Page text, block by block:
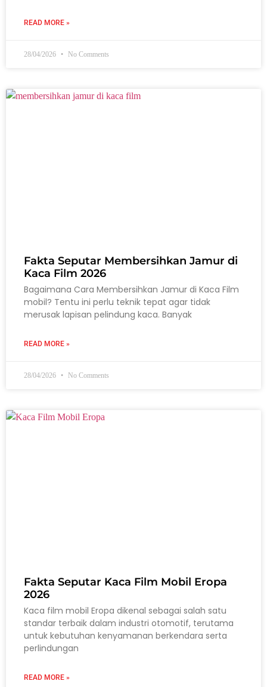
READ MORE »
28/04/2026 No Comments
Fakta Seputar Membersihkan Jamur di
Kaca Film 2026
Bagaimana Cara Membersihkan Jamur di Kaca Film
mobil? Tentu ini perlu teknik tepat agar tidak
merusak lapisan pelindung kaca. Banyak
READ MORE »
28/04/2026 No Comments
Fakta Seputar Kaca Film Mobil Eropa
2026
Kaca film mobil Eropa dikenal sebagai salah satu
standar terbaik dalam industri otomotif, terutama
untuk kebutuhan kenyamanan berkendara serta
perlindungan
READ MORE »